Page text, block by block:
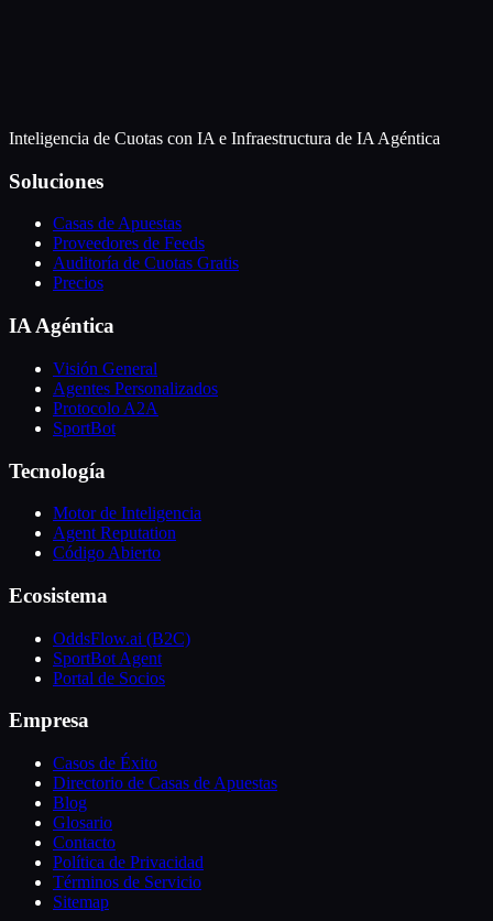
Inteligencia de Cuotas con IA e Infraestructura de IA Agéntica
Soluciones
Casas de Apuestas
Proveedores de Feeds
Auditoría de Cuotas Gratis
Precios
IA Agéntica
Visión General
Agentes Personalizados
Protocolo A2A
SportBot
Tecnología
Motor de Inteligencia
Agent Reputation
Código Abierto
Ecosistema
OddsFlow.ai (B2C)
SportBot Agent
Portal de Socios
Empresa
Casos de Éxito
Directorio de Casas de Apuestas
Blog
Glosario
Contacto
Política de Privacidad
Términos de Servicio
Sitemap